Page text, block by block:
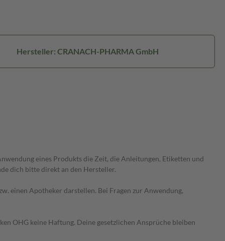
Hersteller: CRANACH-PHARMA GmbH
eines Produkts die Zeit, die Anleitungen, Etiketten und
dich bitte direkt an den Hersteller.
einen Apotheker darstellen. Bei Fragen zur Anwendung,
OHG keine Haftung. Deine gesetzlichen Ansprüche bleiben